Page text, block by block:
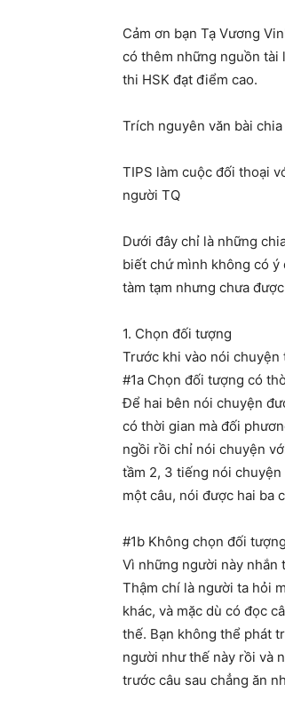
Cảm ơn bạn Tạ Vương
có thêm những nguồn tài
thi HSK đạt điểm cao.
Trích nguyên văn bài
TIPS làm cuộc đối thoại
người TQ
Dưới đây chỉ là những
biết chứ mình không có ý
tàm tạm nhưng chưa
1. Chọn đối tượng
Trước khi vào nói
#1a Chọn đối tượng có
Để hai bên nói chuyện
có thời gian mà đối
ngồi rồi chỉ nói chuyện
tầm 2, 3 tiếng nói
một câu, nói được hai ba
#1b Không chọn đối
Vì những người này nhắn
Thậm chí là người ta hỏi
khác, và mặc dù có đọc
thế. Bạn không thể phát
người như thế này rồi và
trước câu sau chẳng ăn